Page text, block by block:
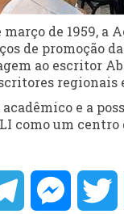
março de 1959,
de promoção
ao escritor
regionais
e a
como um
Telegram